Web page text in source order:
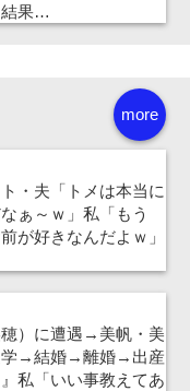
結果…
more
・夫「トメは本当に
ぁ～ｗ」私「もう
が好きなんだよｗ」
）に遭遇→美帆・美
学→結婚→離婚→出産
私「いい事教えてあ